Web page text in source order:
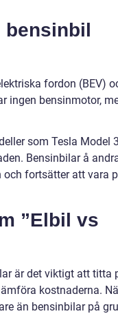
bensinbil
fordon (BEV)
ingen bensinmotor,
som Tesla Model
Bensinbilar å
fortsätter att vara
”Elbil vs
är det viktigt att titta
kostnaderna.
än bensinbilar på